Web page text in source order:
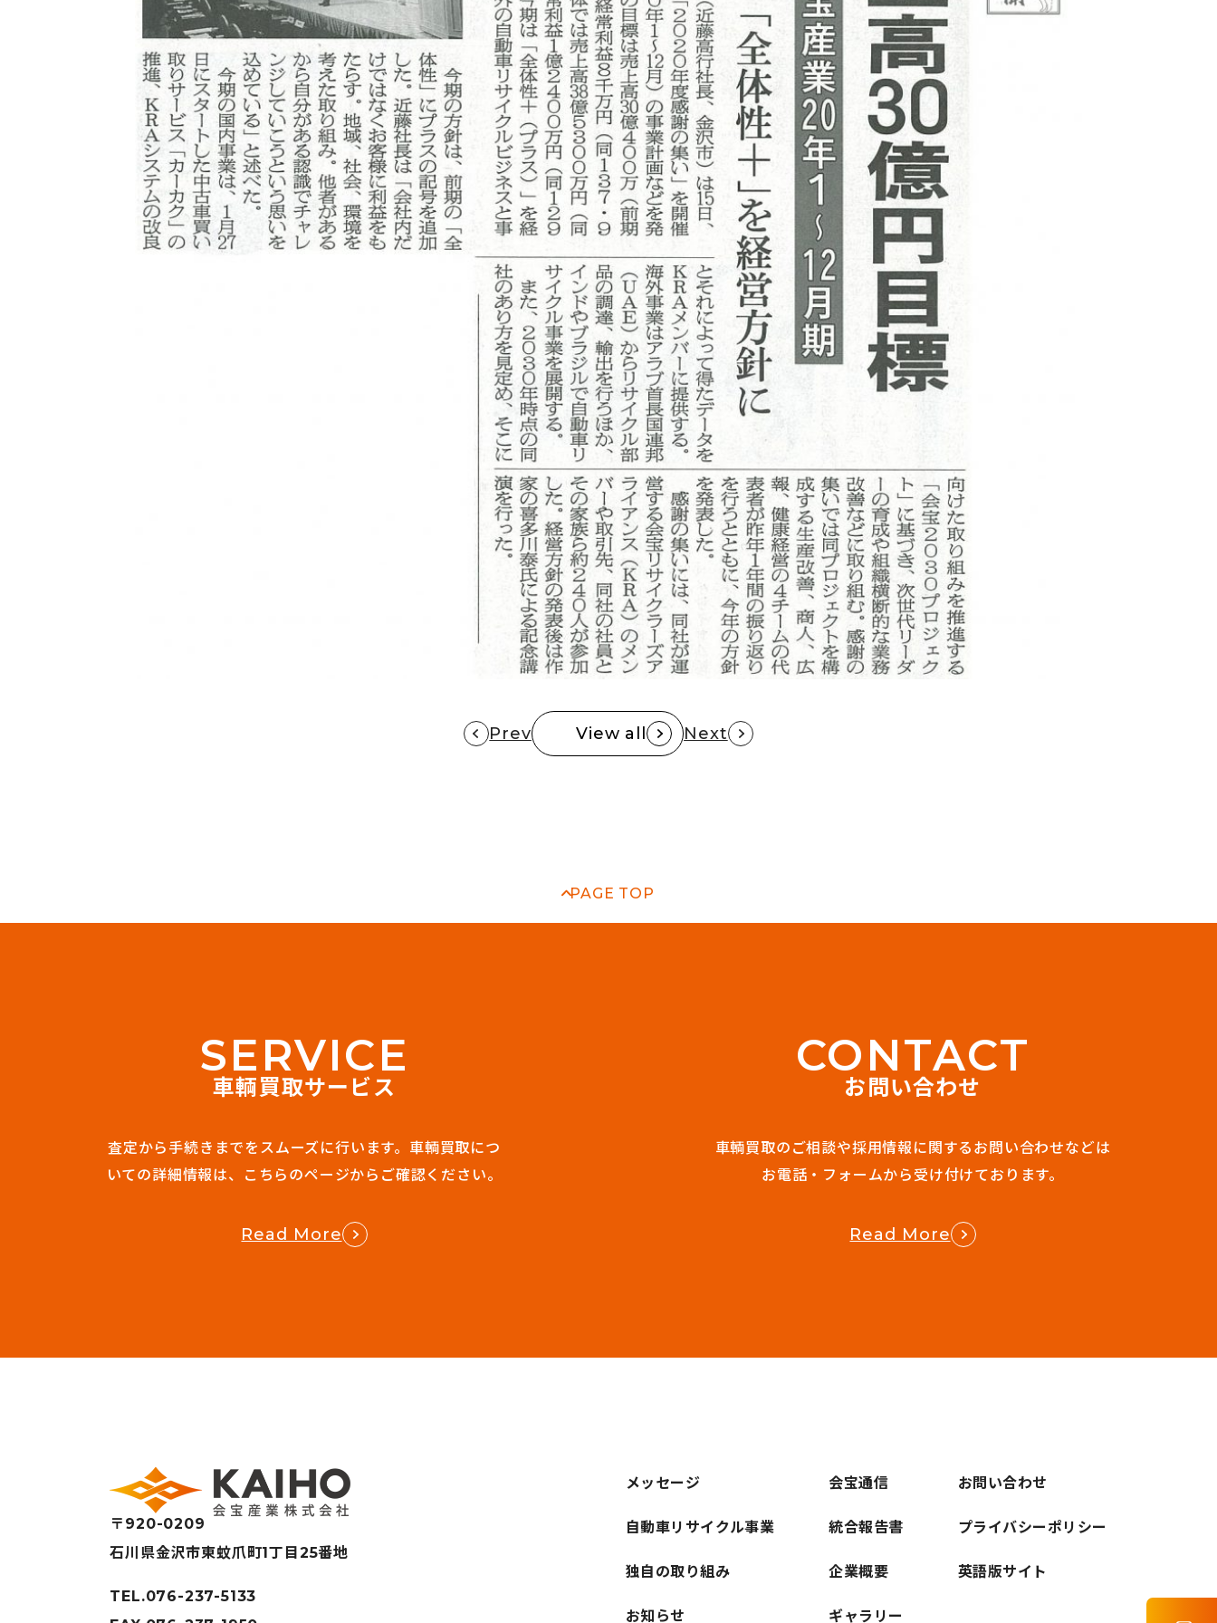
Prev View all Next
PAGE TOP
SERVICE
車輌買取サービス
査定から手続きまでをスムーズに行います。 車輌買取につ
いての詳細情報は、
こちらのページからご確認ください。
Read More
CONTACT
お問い合わせ
車輌買取のご相談や採用情報に関するお問い合わせなどは
お電話・フォームから受け付けております。
Read More
〒920-0209
石川県金沢市東蚊爪町1丁目25番地
TEL.076-237-5133
メッセージ
自動車リサイクル事業
独自の取り組み
お知らせ
会宝通信
統合報告書
企業概要
ギャラリー
お問い合わせ
プライバシーポリシー
英語版サイト